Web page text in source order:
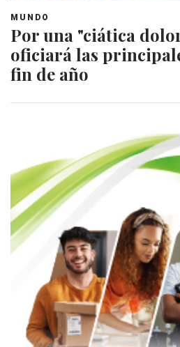
MUNDO
Por una "ciática
oficiará las
fin de año